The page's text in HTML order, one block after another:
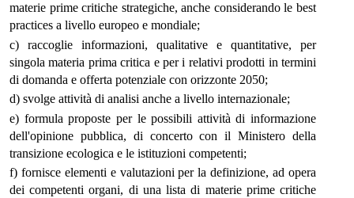
materie prime critiche strategiche, anche considerando le best
practices a livello europeo e mondiale;
c) raccoglie informazioni, qualitative e quantitative, per
singola materia prima critica e per i relativi prodotti in termini
di domanda e offerta potenziale con orizzonte 2050;
d) svolge attività di analisi anche a livello internazionale;
e) formula proposte per le possibili attività di informazione
dell'opinione pubblica, di concerto con il Ministero della
transizione ecologica e le istituzioni competenti;
f) fornisce elementi e valutazioni per la definizione, ad opera
dei competenti organi, di una lista di materie prime critiche